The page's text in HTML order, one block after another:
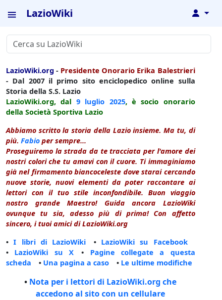
LazioWiki ↓
LazioWiki.org - Presidente Onorario Erika Balestrieri
- Dal 2007 il primo sito enciclopedico online sulla
Storia della S.S. Lazio
LazioWiki.org, dal 9 luglio 2025, è socio onorario
della Società Sportiva Lazio
Abbiamo scritto la storia della Lazio insieme. Ma tu, di
più. Fabio per sempre...
Proseguiremo la strada da te tracciata per l'amore dei
nostri colori che tu amavi con il cuore. Ti immaginiamo
già nel firmamento biancoceleste dove starai cercando
nuove storie, nuovi elementi da poter raccontare ai
lettori con il tuo stile inconfondibile. Buon viaggio
nostro grande Maestro! Guida ancora LazioWiki
ovunque tu sia, adesso più di prima! Con affetto
sincero, i tuoi amici di LazioWiki.org
•I libri di LazioWiki • LazioWiki su Facebook
• LazioWiki su X • Pagine collegate a questa
scheda • Una pagina a caso • Le ultime modifiche
• Nota per i lettori di LazioWiki.org che
accedono al sito con un cellulare